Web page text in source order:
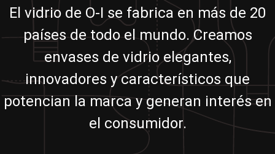
El vidrio de O-I se fabrica en más de 20
países de todo el mundo. Creamos
envases de vidrio elegantes,
innovadores y característicos que
potencian la marca y generan interés en
el consumidor.